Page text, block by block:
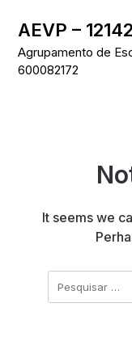
content
AEVP –
Agrupamento de
600082172
It seems we
Pesquisar
por: